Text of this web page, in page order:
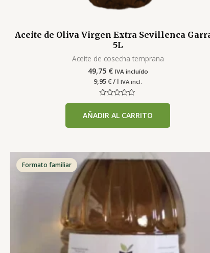
Aceite de Oliva Virgen Extra Sevillenca
5L
Aceite de cosecha temprana
49,75 € IVA incluído
9,95€/ lIVA incl.
Valorado
0
5
AÑADIR AL CARRITO
Formato familiar